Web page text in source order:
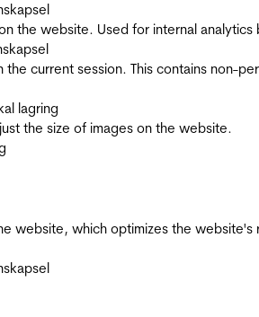
the website. Used for internal
the current session. This contains non-
lagring
the size of images on the website.
website, which optimizes the